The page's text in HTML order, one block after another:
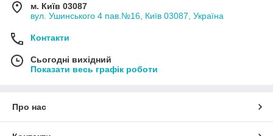
м. Київ 03087
вул. Ушинського 4 пав.№16, Київ 03087, Україна
Контакти
Сьогодні вихідний
Показати весь графік роботи
Про нас